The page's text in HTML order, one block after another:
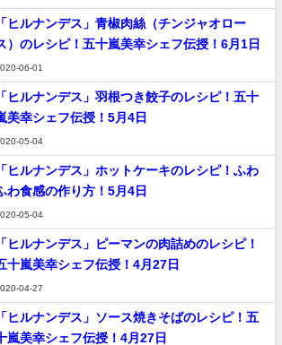
「ヒルナンデス」青椒肉絲（チンジャオロー
）のレシピ！五十嵐美幸シェフ伝授！6月1日
06-01
「ヒルナンデス」羽根つき餃子のレシピ！五十
美幸シェフ伝授！5月4日
05-04
「ヒルナンデス」ホットケーキのレシピ！ふわ
わ食感の作り方！5月4日
05-04
「ヒルナンデス」ピーマンの肉詰めのレシピ！
十嵐美幸シェフ伝授！4月27日
04-27
「ヒルナンデス」ソース焼きそばのレシピ！五
嵐美幸シェフ伝授！4月27日